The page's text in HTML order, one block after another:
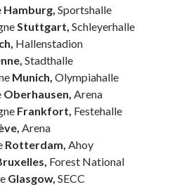
Hamburg, Sportshalle
Stuttgart, Schleyerhalle
Hallenstadion
Stadthalle
Munich, Olympiahalle
Oberhausen, Arena
Frankfort, Festehalle
Arena
Rotterdam, Ahoy
Forest National
Glasgow, SECC